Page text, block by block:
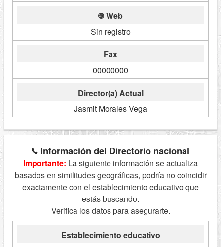
Web
Sin registro
Fax
00000000
Director(a) Actual
Jasmit Morales Vega
Información del Directorio nacional
Importante: La siguiente información se actualiza
basados en similitudes geográficas, podría no coincidir
exactamente con el establecimiento educativo que
estás buscando.
Verifica los datos para asegurarte.
Establecimiento educativo